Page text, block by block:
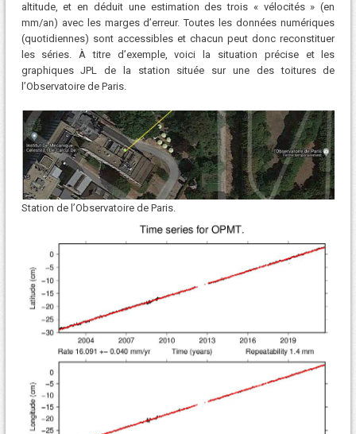
altitude, et en déduit une estimation des trois « vélocités » (en
mm/an) avec les marges d’erreur. Toutes les données numériques
(quotidiennes) sont accessibles et chacun peut donc reconstituer
les séries. À titre d’exemple, voici la situation précise et les
graphiques JPL de la station située sur une des toitures de
l’Observatoire de Paris.
Station de l’Observatoire de Paris.